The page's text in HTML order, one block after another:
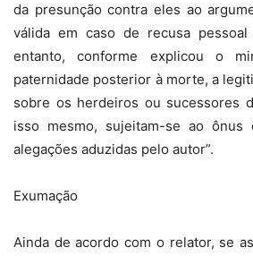
da presunção contra eles ao
válida em caso de recusa
entanto, conforme explicou o
paternidade posterior à morte, a
sobre os herdeiros ou sucessores
isso mesmo, sujeitam-se ao
alegações aduzidas pelo autor”.
Exumação
Ainda de acordo com o relator, se